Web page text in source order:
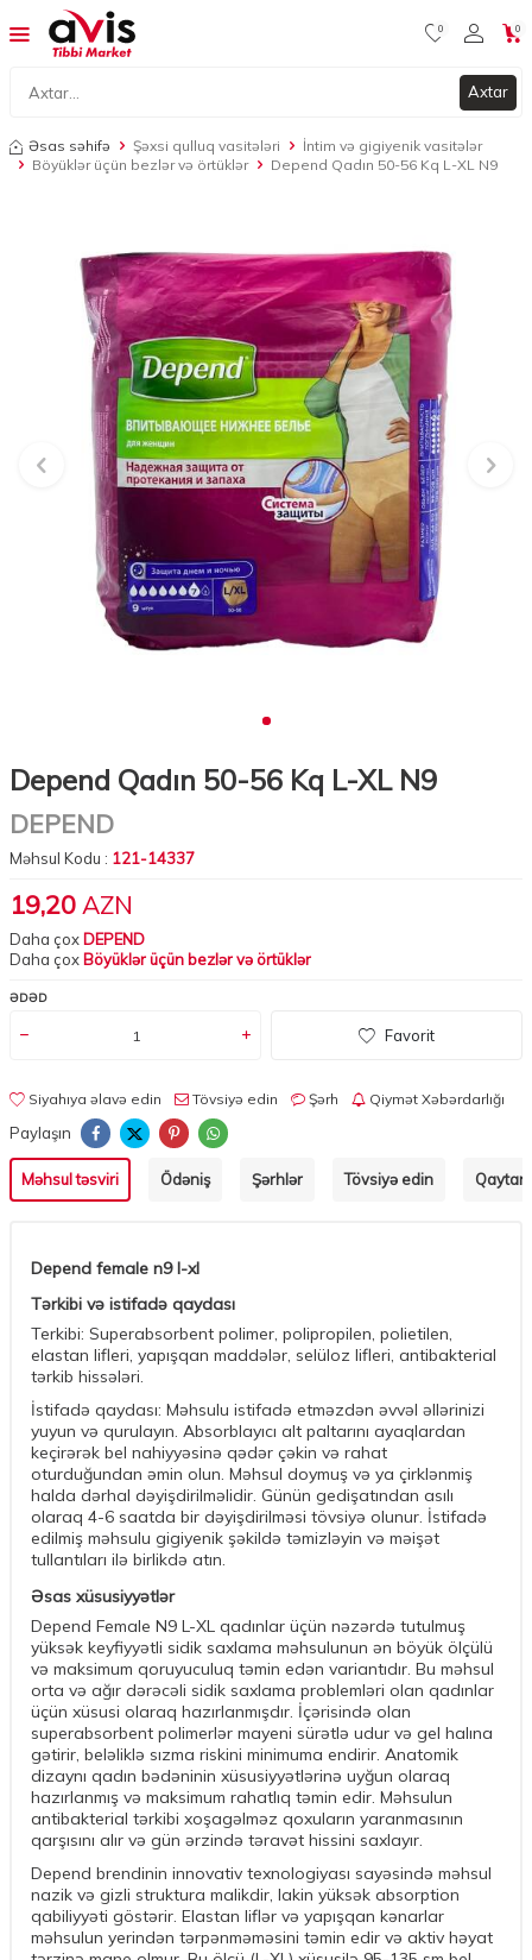
Axtar
0 0
Əsas səhifə Şəxsi qulluq vasitələri
İntim və gigiyenik vasitələr
Böyüklər üçün bezlər və örtüklər
Depend Qadın 50-56 Kq L-XL N9
Depend Qadın 50-56 Kq L-XL N9
DEPEND
Məhsul Kodu : 121-14337
19,20 AZN
Daha çox DEPEND
Daha çox Böyüklər üçün bezlər və örtüklər
ƏDƏD
Favorit
Siyahıya əlavə edin Tövsiyə edin Şərh Qiymət Xəbərdarlığı
Paylaşın
Məhsul təsviri Ödəniş Şərhlər Tövsiyə edin
Depend female n9 l-xl
Tərkibi və istifadə qaydası
Terkibi: Superabsorbent polimer, polipropilen, polietilen,
elastan lifleri, yapışqan maddələr, selüloz lifleri, antibakterial
tərkib hissələri.
İstifadə qaydası: Məhsulu istifadə etməzdən əvvəl əllərinizi
yuyun və qurulayın. Absorblayıcı alt paltarını ayaqlardan
keçirərək bel nahiyyəsinə qədər çəkin və rahat
oturduğundan əmin olun. Məhsul doymuş və ya çirklənmiş
halda dərhal dəyişdirilməlidir. Günün gedişatından asılı
olaraq 4-6 saatda bir dəyişdirilməsi tövsiyə olunur. İstifadə
edilmiş məhsulu gigiyenik şəkildə təmizləyin və məişət
tullantıları ilə birlikdə atın.
Əsas xüsusiyyətlər
Depend Female N9 L-XL qadınlar üçün nəzərdə tutulmuş
yüksək keyfiyyətli sidik saxlama məhsulunun ən böyük ölçülü
və maksimum qoruyuculuq təmin edən variantıdır. Bu məhsul
orta və ağır dərəcəli sidik saxlama problemləri olan qadınlar
üçün xüsusi olaraq hazırlanmışdır. İçərisində olan
superabsorbent polimerlər mayeni sürətlə udur və gel halına
gətirir, beləliklə sızma riskini minimuma endirir. Anatomik
dizaynı qadın bədəninin xüsusiyyətlərinə uyğun olaraq
hazırlanmış və maksimum rahatlıq təmin edir. Məhsulun
antibakterial tərkibi xoşagəlməz qoxuların yaranmasının
qarşısını alır və gün ərzində təravət hissini saxlayır.
Depend brendinin innovativ texnologiyası sayəsində məhsul
nazik və gizli struktura malikdir, lakin yüksək absorption
qabiliyyəti göstərir. Elastan liflər və yapışqan kənarlar
məhsulun yerindən tərpənməməsini təmin edir və aktiv həyat